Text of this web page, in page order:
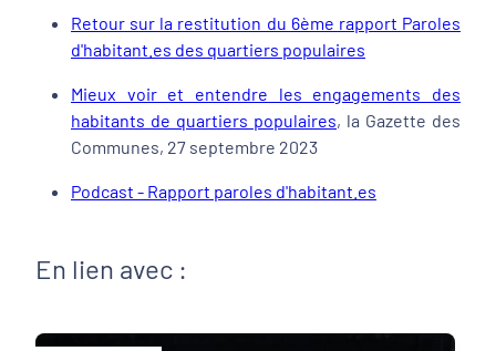
Retour sur la restitution du 6ème rapport Paroles
d'habitant.es des quartiers populaires
Mieux voir et entendre les engagements des
habitants de quartiers populaires, la Gazette des
Communes, 27 septembre 2023
Podcast - Rapport paroles d'habitant.es
En lien avec :